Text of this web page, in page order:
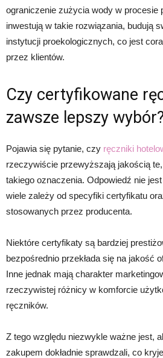
ograniczenie zużycia wody w procesie
inwestują w takie rozwiązania, budują
instytucji proekologicznych, co jest
przez klientów.
Czy certyfikowane
zawsze lepszy
Pojawia się pytanie, czy ręczniki
rzeczywiście przewyższają jakością
takiego oznaczenia. Odpowiedź nie
wiele zależy od specyfiki certyfikatu
stosowanych przez producenta.
Niektóre certyfikaty są bardziej
bezpośrednio przekłada się na jakość
Inne jednak mają charakter
rzeczywistej różnicy w komforcie
ręczników.
Z tego względu niezwykle ważne jest,
zakupem dokładnie sprawdzali, co